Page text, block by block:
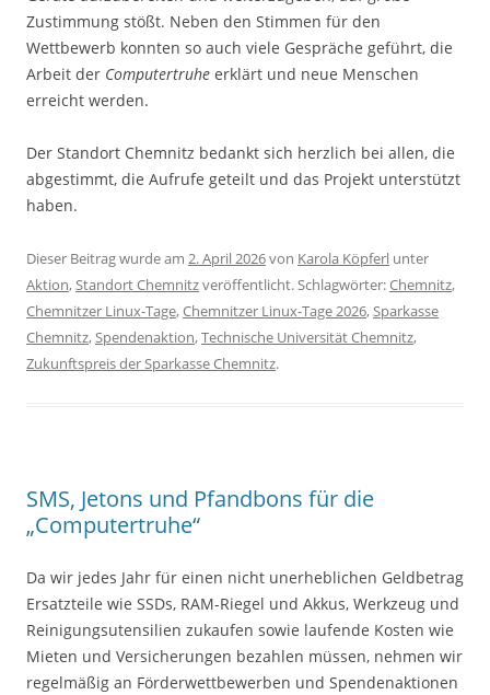
Zustimmung stößt. Neben den Stimmen für den
Wettbewerb konnten so auch viele Gespräche geführt, die
Arbeit der Computertruhe erklärt und neue Menschen
erreicht werden.
Der Standort Chemnitz bedankt sich herzlich bei allen, die
abgestimmt, die Aufrufe geteilt und das Projekt unterstützt
haben.
Dieser Beitrag wurde am 2. April 2026von Karola Köpferl unter
Aktion,Standort Chemnitzveröffentlicht. Schlagwörter:Chemnitz,
Chemnitzer Linux-Tage,Chemnitzer Linux-Tage 2026,Sparkasse
Chemnitz,Spendenaktion,Technische Universität Chemnitz,
Zukunftspreis der Sparkasse Chemnitz.
SMS, Jetons und Pfandbons für die
„Computertruhe“
Da wir jedes Jahr für einen nicht unerheblichen Geldbetrag
Ersatzteile wie SSDs, RAM-Riegel und Akkus, Werkzeug und
Reinigungsutensilien zukaufen sowie laufende Kosten wie
Mieten und Versicherungen bezahlen müssen, nehmen wir
regelmäßig an Förderwettbewerben und Spendenaktionen